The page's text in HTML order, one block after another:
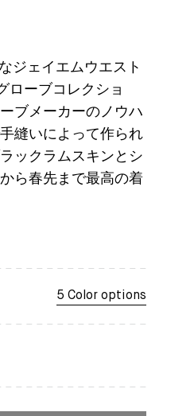
ジェイエムウエスト
ローブコレクショ
ブメーカーのノウハ
縫いによって作られ
ックラムスキンとシ
ら春先まで最高の着
5 Color options